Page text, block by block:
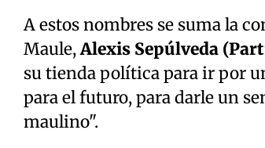
A estos nombres se suma la
Maule,Alexis Sepúlveda
su tienda política para ir por
para el futuro, para darle un
maulino".